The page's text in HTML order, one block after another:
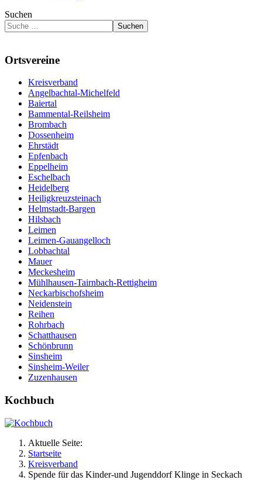
Suchen
Suchen
Ortsvereine
Kreisverband
Angelbachtal-Michelfeld
Baiertal
Bammental-Reilsheim
Brombach
Dossenheim
Ehrstädt
Epfenbach
Eppelheim
Eschelbach
Heidelberg
Heiligkreuzsteinach
Helmstadt-Bargen
Hilsbach
Leimen
Leimen-Gauangelloch
Lobbachtal
Mauer
Meckesheim
Mühlhausen-Tairnbach-Rettigheim
Neckarbischofsheim
Neidenstein
Reihen
Rohrbach
Schatthausen
Schönbrunn
Sinsheim
Sinsheim-Weiler
Zuzenhausen
Kochbuch
Aktuelle Seite:
Startseite
Kreisverband
Spende für das Kinder-und Jugenddorf Klinge in Seckach